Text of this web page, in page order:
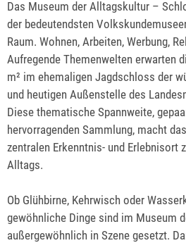
Das Museum der Alltagskultur –
der bedeutendsten
Raum. Wohnen, Arbeiten, Werbung,
Aufregende Themenwelten erwarten
m² im ehemaligen Jagdschloss der
und heutigen Außenstelle des
Diese thematische Spannweite,
hervorragenden Sammlung, macht
zentralen Erkenntnis- und Erlebnisort
Alltags.
Ob Glühbirne, Kehrwisch oder
gewöhnliche Dinge sind im Museum
außergewöhnlich in Szene gesetzt.